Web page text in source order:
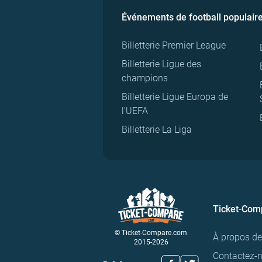
Événements de football
Billetterie Premier League
Billetterie Ligue des
champions
Billetterie Ligue Europa de
l'UEFA
Billetterie La Liga
© Ticket-Compare.com
2015-2026
Ticket-
À propos
Contactez-